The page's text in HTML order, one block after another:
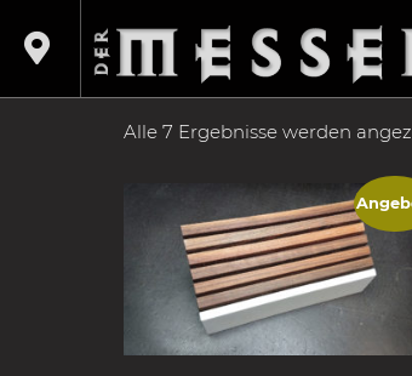
Produkte
Alle 7 Ergebnisse werden